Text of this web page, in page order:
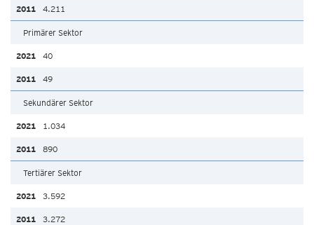
4.211
Primärer Sektor
40
49
Sekundärer Sektor
1.034
890
Tertiärer Sektor
3.592
3.272